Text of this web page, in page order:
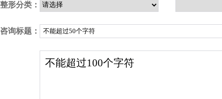
整形分类：
咨询标题：